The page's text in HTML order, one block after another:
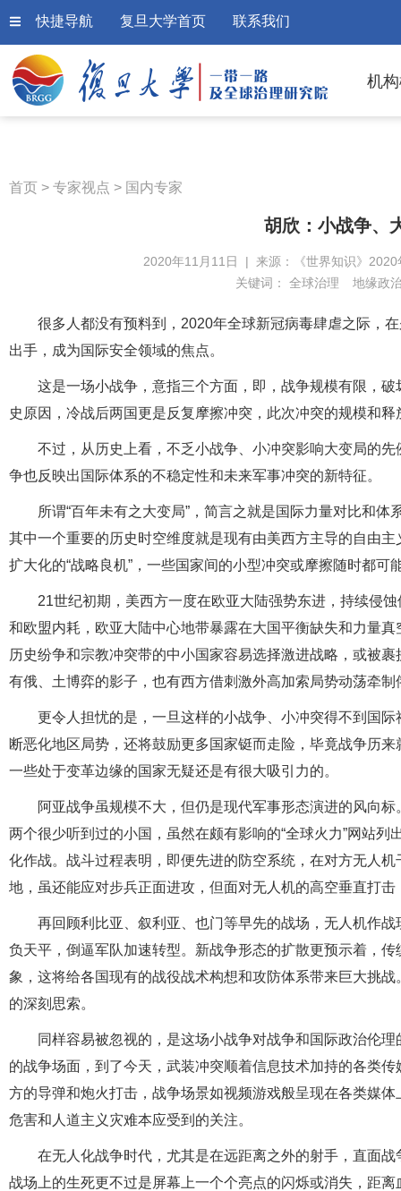
快捷导航 复旦大学首页 联系我们
机
首页 > 专家视点 > 国内专家
胡欣：小战争、
2020年11月11日 | 来源：《世界知识》
关键词： 全球治理 地缘政
很多人都没有预料到，2020年全球新冠病毒肆虐之际，
出手，成为国际安全领域的焦点。
这是一场小战争，意指三个方面，即，战争规模有限，
史原因，冷战后两国更是反复摩擦冲突，此次冲突的规模和
不过，从历史上看，不乏小战争、小冲突影响大变局的
争也反映出国际体系的不稳定性和未来军事冲突的新特征。
所谓“百年未有之大变局”，简言之就是国际力量对比和
其中一个重要的历史时空维度就是现有由美西方主导的自由
扩大化的“战略良机”，一些国家间的小型冲突或摩擦随时都可
21世纪初期，美西方一度在欧亚大陆强势东进，持续侵
和欧盟内耗，欧亚大陆中心地带暴露在大国平衡缺失和力量
历史纷争和宗教冲突带的中小国家容易选择激进战略，或被
有俄、土博弈的影子，也有西方借刺激外高加索局势动荡牵制
更令人担忧的是，一旦这样的小战争、小冲突得不到国
断恶化地区局势，还将鼓励更多国家铤而走险，毕竟战争历
一些处于变革边缘的国家无疑还是有很大吸引力的。
阿亚战争虽规模不大，但仍是现代军事形态演进的风向
两个很少听到过的小国，虽然在颇有影响的“全球火力”网站
化作战。战斗过程表明，即便先进的防空系统，在对方无人
地，虽还能应对步兵正面进攻，但面对无人机的高空垂直打
再回顾利比亚、叙利亚、也门等早先的战场，无人机作
负天平，倒逼军队加速转型。新战争形态的扩散更预示着，
象，这将给各国现有的战役战术构想和攻防体系带来巨大挑
的深刻思索。
同样容易被忽视的，是这场小战争对战争和国际政治伦
的战争场面，到了今天，武装冲突顺着信息技术加持的各类
方的导弹和炮火打击，战争场景如视频游戏般呈现在各类媒
危害和人道主义灾难本应受到的关注。
在无人化战争时代，尤其是在远距离之外的射手，直面
战场上的生死更不过是屏幕上一个个亮点的闪烁或消失，距